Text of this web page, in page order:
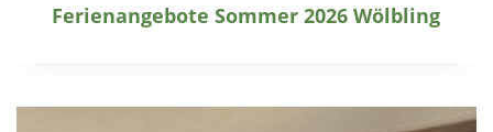
Ferienangebote Sommer 2026 Wölbling